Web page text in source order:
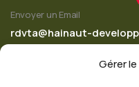
Gérer
Envoyer un Email
rdvta@hainaut-